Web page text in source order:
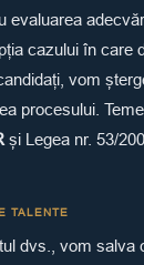
evaluarea
cazului în care
vom
procesului.
și Legea nr. 53/
TALENTE
dvs., vom salva